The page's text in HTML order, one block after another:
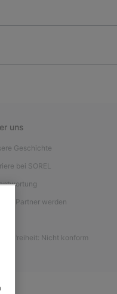
uns
Geschichte
bei SOREL
Partner werden
Nicht konform